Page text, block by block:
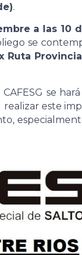
.
a las 10
se
Ruta
se
realizar este